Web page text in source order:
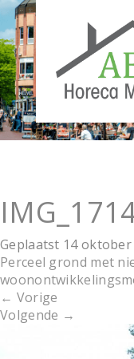
Geplaatst 14 oktober
Perceel grond met
← Vorige
Volgende →